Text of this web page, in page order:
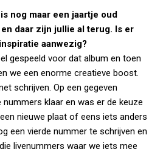
nog maar een jaartje oud
daar zijn jullie al terug. Is er
aanwezig?
gespeeld voor dat album en toen
we een enorme creatieve boost.
schrijven. Op een gegeven
nummers klaar en was er de keuze
nieuwe plaat of eens iets anders
een vierde nummer te schrijven en
livenummers waar we iets mee